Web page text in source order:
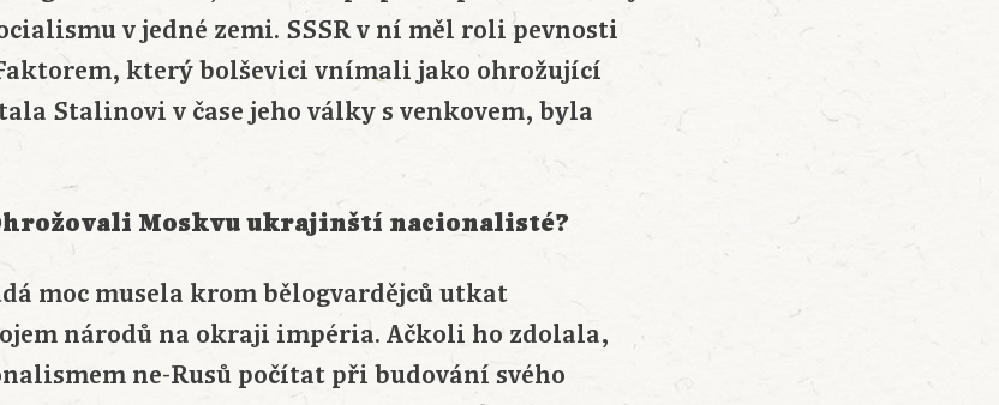
v jedné zemi. SSSR v ní měl roli pevnosti
který bolševici vnímali jako ohrožující
Stalinovi v čase jeho války s venkovem, byla
Moskvu ukrajinští nacionalisté?
moc musela krom bělogvardějců utkat
národů na okraji impéria. Ačkoli ho zdolala,
ne-Rusů počítat při budování svého